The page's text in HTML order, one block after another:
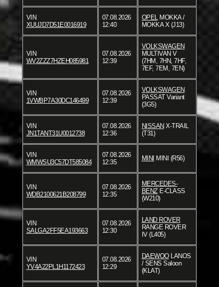
VIN
XUUJD7D51E0016919
07.08.2026
12:40
OPELMOKKA /
MOKKA X (J13)
VIN
WV2ZZZ7HZEH085981
07.08.2026
12:39
VOLKSWAGEN
MULTIVAN V
(7HM, 7HN, 7HF,
7EF, 7EM, 7EN)
VIN
1VWBP7A30DC146499
07.08.2026
12:39
VOLKSWAGEN
PASSAT Variant
(3G5)
VIN
JN1TANT31U0012738
07.08.2026
12:36
NISSAN X-TRAIL
(T31)
VIN
WMWSU3C57DT585084
07.08.2026
12:35
MINI MINI (R56)
VIN
WDB2100621B208799
07.08.2026
12:35
MERCEDES-
BENZE-CLASS
(W210)
VIN
SALGA2FF5EA193663
07.08.2026
12:30
LAND ROVER
RANGE ROVER
IV (L405)
VIN
YV4A22PL1H1172423
07.08.2026
12:29
DAEWOOLANOS
/ SENS Saloon
(KLAT)